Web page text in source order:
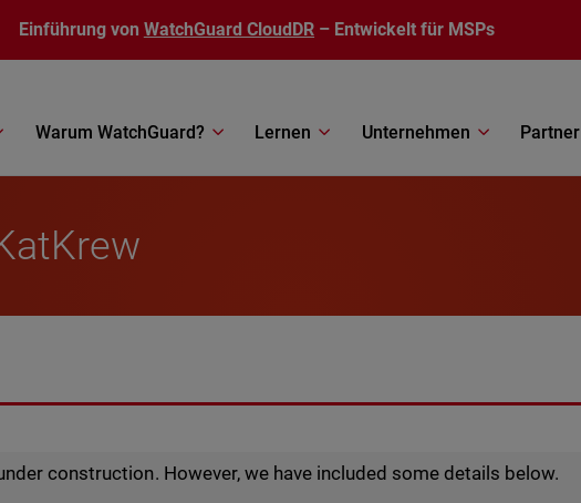
Einführung von WatchGuard CloudDR – Entwickelt für MSPs
Warum WatchGuard? Lernen Unternehmen Partner
construction. However, we have included some details below.